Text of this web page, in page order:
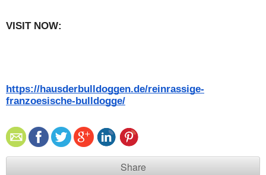
VISIT NOW:
https://hausderbulldoggen.de/reinrassige-
franzoesische-bulldogge/
Share